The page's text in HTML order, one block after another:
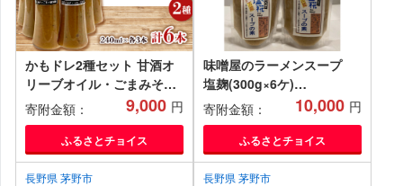
かもドレ2種セット 甘酒オ
リーブオイル・ごまみそ
(240ml×各3本)
【1576521】
寄附金額： 9,000 円
ふるさとチョイス
長野県 茅野市
味噌屋のラーメンスープ
塩麹(300g×6ケ)
【1576493】
寄附金額： 10,000 円
ふるさとチョイス
長野県 茅野市